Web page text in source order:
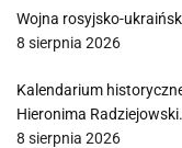
Wojna rosyjsko-
8 sierpnia 2026
Kalendarium
Hieronima
8 sierpnia 2026